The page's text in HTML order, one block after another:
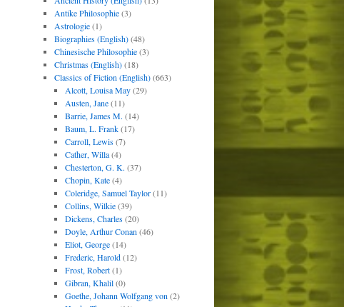
Antike Philosophie(3)
Astrologie(1)
Biographies (English)(48)
Chinesische Philosophie(3)
Christmas (English)(18)
Classics of Fiction (English)(663)
Alcott, Louisa May(29)
Austen, Jane(11)
Barrie, James M. (14)
Baum, L. Frank(17)
Carroll, Lewis(7)
Cather, Willa(4)
Chesterton, G. K. (37)
Chopin, Kate(4)
Coleridge, Samuel Taylor(11)
Collins, Wilkie(39)
Dickens, Charles(20)
Doyle, Arthur Conan (46)
Eliot, George(14)
Frederic, Harold(12)
Frost, Robert(1)
Gibran, Khalil(0)
Goethe, Johann Wolfgang von (2)